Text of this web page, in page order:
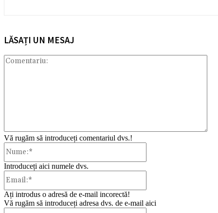
LĂSAȚI UN MESAJ
Vă rugăm să introduceți comentariul dvs.!
Introduceți aici numele dvs.
Ați introdus o adresă de e-mail incorectă!
Vă rugăm să introduceți adresa dvs. de e-mail aici